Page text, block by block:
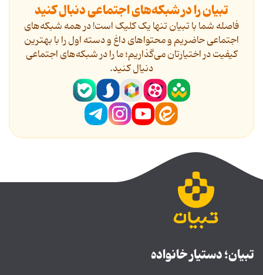
تبیان را در شبکه‌های اجتماعی دنبال کنید
فاصله شما با تبیان تنها یک کلیک است! در همه شبکه‌های
اجتماعی حاضریم و محتواهای داغ و دسته اول را با بهترین
کیفیت در اختیارتان می‌گذاریم؛ ما را در شبکه‌های اجتماعی
دنیال کنید.
تبیان؛ دستیار خانواده